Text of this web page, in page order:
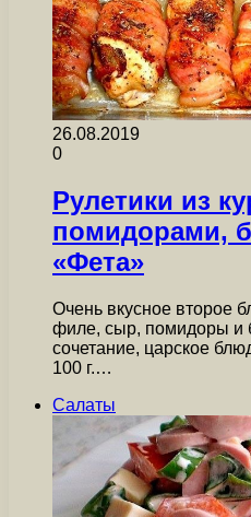
26.08.2019
0
Рулетики из
помидорами,
«Фета»
Очень вкусное второе
филе, сыр, помидоры и
сочетание, царское
100 г.…
Салаты